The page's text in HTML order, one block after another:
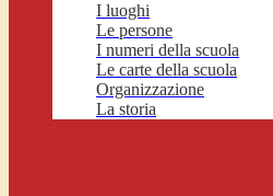
I luoghi
Le persone
I numeri della scuola
Le carte della scuola
Organizzazione
La storia